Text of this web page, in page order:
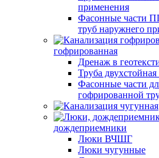
применения
Фасонные части
труб наружнего
гофрированная
Дренаж в
Труба
Фасонные части
гофрированной
дождеприемники
Люки ВЧШГ
Люки чугунные